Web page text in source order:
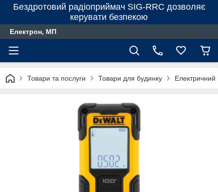
Бездротовий радіоприймач SIG-RRC дозволяє
керувати безпекою
Електрон, МП
Товари та послуги Товари для будинку Електричний